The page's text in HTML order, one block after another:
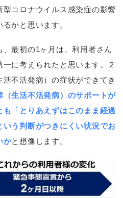
型コロナウイルス感染症の影響
かと思います。
最初の1ヶ月は、利用者さん
に考えられたと思います。２
不活発病）の症状ができてき
（生活不活発病）のサポートが
「とりあえずはこのまま経過
う判断がつきにくい状況でお
かと想像します。